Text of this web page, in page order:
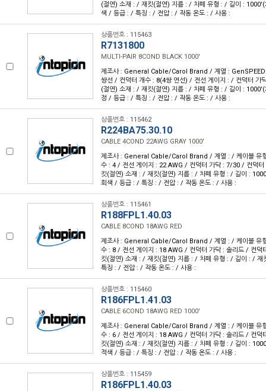
(절연) 소재 : / 재킷(절연) 지름 : / 차폐 유형 : / 길이 :
색 / 등급 : / 특징 : / 전압 : / 작동 온도 : / 사용 :
상품번호 : 115463
R7131800
MULTI-PAIR 8COND BLACK 1000'
제조사 : General Cable/Carol Brand / 계열 :
쌍선 / 컨덕터 개수 : 8(4쌍 연선) / 전선 게이지 : / 컨덕터 가
(절연) 소재 : / 재킷(절연) 지름 : / 차폐 유형 : / 길이 :
정 / 등급 : / 특징 : / 전압 : / 작동 온도 : / 사용 :
상품번호 : 115462
R224BA75.30.10
CABLE 4COND 22AWG GRAY 1000'
제조사 : General Cable/Carol Brand / 계열 : / 케이블 유
수 : 4 / 전선 게이지 : 22 AWG / 컨덕터 가닥 : 7/30 / 컨덕터
킷(절연) 소재 : / 재킷(절연) 지름 : / 차폐 유형 : / 길이 :
회색 / 등급 : / 특징 : / 전압 : / 작동 온도 : / 사용 :
상품번호 : 115461
R188FPL1.40.03
CABLE 8COND 18AWG RED
제조사 : General Cable/Carol Brand / 계열 : / 케이블 유
수 : 8 / 전선 게이지 : 18 AWG / 컨덕터 가닥 : 솔리드 / 컨덕
킷(절연) 소재 : / 재킷(절연) 지름 : / 차폐 유형 : / 길이 : / 재
특징 : / 전압 : / 작동 온도 : / 사용 :
상품번호 : 115460
R186FPL1.41.03
CABLE 6COND 18AWG RED 1000'
제조사 : General Cable/Carol Brand / 계열 : / 케이블 유
수 : 6 / 전선 게이지 : 18 AWG / 컨덕터 가닥 : 솔리드 / 컨덕
킷(절연) 소재 : / 재킷(절연) 지름 : / 차폐 유형 : / 길이 :
적색 / 등급 : / 특징 : / 전압 : / 작동 온도 : / 사용 :
상품번호 : 115459
R186FPL1.40.03